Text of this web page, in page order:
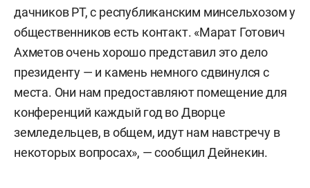
дачников РТ, с республиканским минсельхозом у
общественников есть контакт. «Марат Готович
Ахметов очень хорошо представил это дело
президенту — и камень немного сдвинулся с
места. Они нам предоставляют помещение для
конференций каждый год во Дворце
земледельцев, в общем, идут нам навстречу в
некоторых вопросах», — сообщил Дейнекин.